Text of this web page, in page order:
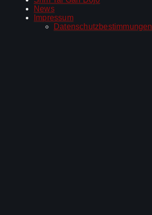
News
Impressum
Datenschutzbestimmungen